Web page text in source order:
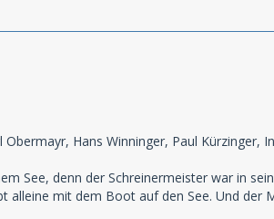
Hans Winninger, Paul Kürzinger,
See, denn der Schreinermeister war in
alleine mit dem Boot auf den See. Und der